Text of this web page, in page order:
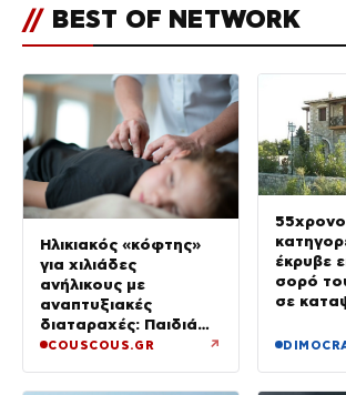
// BEST OF NETWORK
Ηλικιακός «κόφτης»
για χιλιάδες
ανήλικους με
αναπτυξιακές
διαταραχές: Παιδιά
ενός κατώτερου θεού
COUSCOUS.GR ↗
έκρυβε
σορό
σε
του